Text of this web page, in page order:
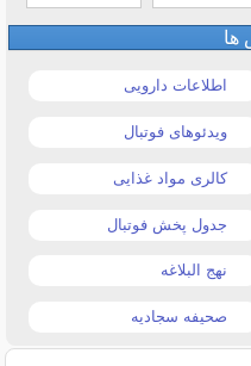
ها
اطلاعات دارویی
ویدئوهای فوتبال
کالری مواد غذایی
جدول پخش فوتبال
نهج البلاغه
صحیفه سجادیه